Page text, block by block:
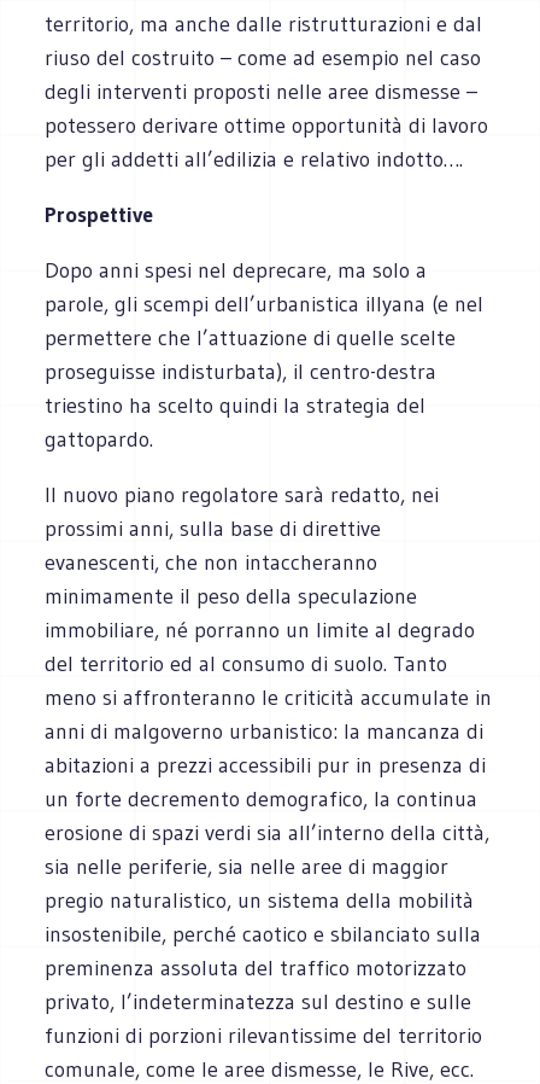
territorio, ma anche dalle ristrutturazioni e dal
riuso del costruito – come ad esempio nel caso
degli interventi proposti nelle aree dismesse –
potessero derivare ottime opportunità di lavoro
per gli addetti all’edilizia e relativo indotto….
Prospettive
Dopo anni spesi nel deprecare, ma solo a
parole, gli scempi dell’urbanistica illyana (e nel
permettere che l’attuazione di quelle scelte
proseguisse indisturbata), il centro-destra
triestino ha scelto quindi la strategia del
gattopardo.
Il nuovo piano regolatore sarà redatto, nei
prossimi anni, sulla base di direttive
evanescenti, che non intaccheranno
minimamente il peso della speculazione
immobiliare, né porranno un limite al degrado
del territorio ed al consumo di suolo. Tanto
meno si affronteranno le criticità accumulate in
anni di malgoverno urbanistico: la mancanza di
abitazioni a prezzi accessibili pur in presenza di
un forte decremento demografico, la continua
erosione di spazi verdi sia all’interno della città,
sia nelle periferie, sia nelle aree di maggior
pregio naturalistico, un sistema della mobilità
insostenibile, perché caotico e sbilanciato sulla
preminenza assoluta del traffico motorizzato
privato, l’indeterminatezza sul destino e sulle
funzioni di porzioni rilevantissime del territorio
comunale, come le aree dismesse, le Rive, ecc.